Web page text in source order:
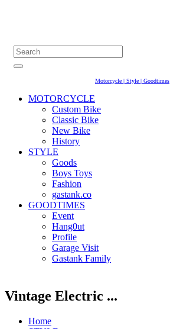
Motorcycle | Style | Goodtimes
MOTORCYCLE
Custom Bike
Classic Bike
New Bike
History
STYLE
Goods
Boys Toys
Fashion
gastank.co
GOODTIMES
Event
Hang0ut
Profile
Garage Visit
Gastank Family
Vintage Electric ...
Home